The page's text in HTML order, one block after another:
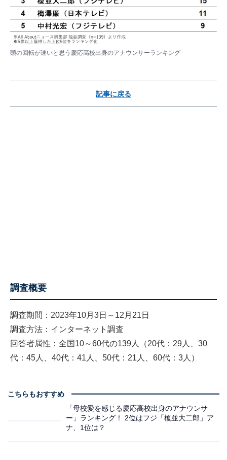
頭の回転が速いと思う慶応高校出身のアナウンサーランキング
記事に戻る
調査概要
調査期間：2023年10月3日～12月21日
調査方法：インターネット調査
回答者属性：全国10～60代の139人（20代：29人、30
代：45人、40代：41人、50代：21人、60代：3人）
こちらもおすすめ
「母校愛を感じる慶応高校出身のアナウンサ
ー」ランキング！ 2位はフジ「榎並大二郎」ア
ナ、1位は？